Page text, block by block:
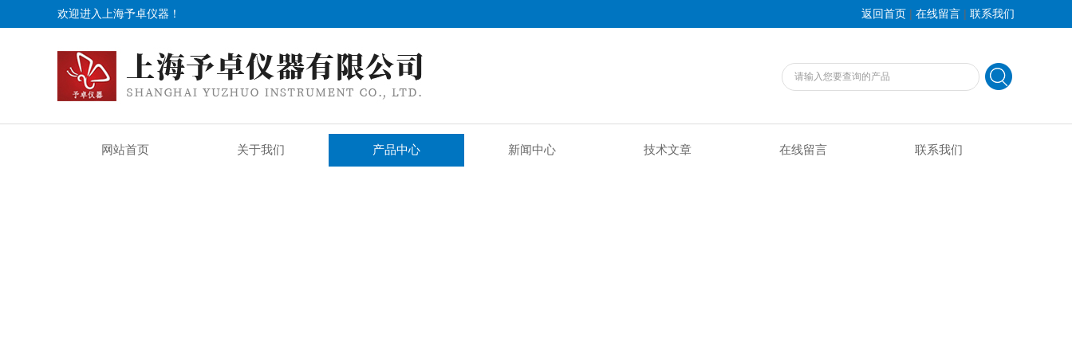
欢迎进入上海予卓仪器！ 返回首页 | 在线留言 | 联系我们
网站首页 关于我们 产品中心 新闻中心 技术文章 在线留言 联系我们